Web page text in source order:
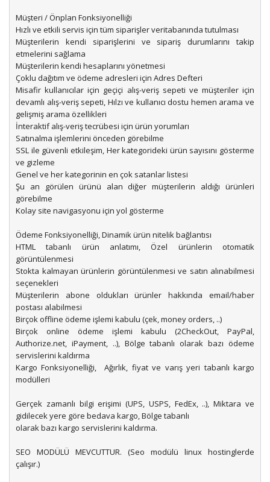
Müşteri / Önplan Fonksiyonelliği
Hızlı ve etkili servis için tüm siparişler veritabanında tutulması
Müşterilerin kendi siparişlerini ve sipariş durumlarını takip
etmelerini sağlama
Müşterilerin kendi hesaplarını yönetmesi
Çoklu dağıtım ve ödeme adresleri için Adres Defteri
Misafir kullanıcılar için geçiçi alış-veriş sepeti ve müşteriler için
devamlı alış-veriş sepeti, Hılzı ve kullanıcı dostu hemen arama ve
gelişmiş arama özellikleri
İnteraktif alış-veriş tecrübesi için ürün yorumları
Satınalma işlemlerini önceden görebilme
SSL ile güvenli etkileşim, Her kategorideki ürün sayısını gösterme
ve gizleme
Genel ve her kategorinin en çok satanlar listesi
Şu an görülen ürünü alan diğer müşterilerin aldığı ürünleri
görebilme
Kolay site navigasyonu için yol gösterme
Ödeme Fonksiyonelliği, Dinamik ürün nitelik bağlantısı
HTML tabanlı ürün anlatımı, Özel ürünlerin otomatik
görüntülenmesi
Stokta kalmayan ürünlerin görüntülenmesi ve satın alınabilmesi
seçenekleri
Müşterilerin abone oldukları ürünler hakkında email/haber
postası alabilmesi
Birçok offline ödeme işlemi kabulu (çek, money orders, ..)
Birçok online ödeme işlemi kabulu (2CheckOut, PayPal,
Authorize.net, iPayment, ..), Bölge tabanlı olarak bazı ödeme
servislerini kaldırma
Kargo Fonksiyonelliği, Ağırlık, fiyat ve varış yeri tabanlı kargo
modülleri
Gerçek zamanlı bilgi erişimi (UPS, USPS, FedEx, ..), Miktara ve
gidilecek yere göre bedava kargo, Bölge tabanlı
olarak bazı kargo servislerini kaldırma.
SEO MODÜLÜ MEVCUTTUR. (Seo modülü linux hostinglerde
çalışır.)